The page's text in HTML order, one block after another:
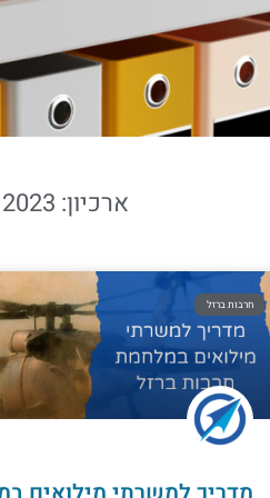
ארכיון: 2023
חרבות ברזל